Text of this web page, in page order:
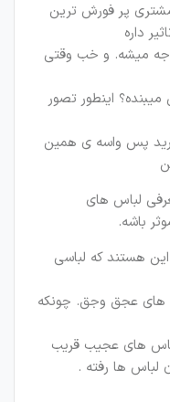
مشتری پر فورش ترین
داره
میشه. و خب وقتی
اینطور تصور
پس واسه ی همین
لباس های
باشه.
هستند که لباسی
های عجق وجق. چونکه
های عجیب قریب
لباس ها رفته .